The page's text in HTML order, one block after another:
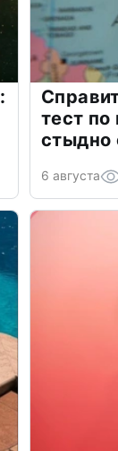
тест по
стыдно
6 августа